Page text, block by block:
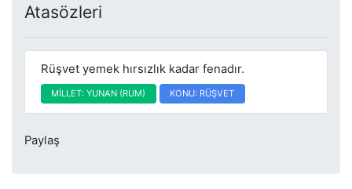
Atasözleri
Rüşvet yemek hırsızlık kadar fenadır.
MİLLET: YUNAN (RUM) KONU: RÜŞVET
Paylaş